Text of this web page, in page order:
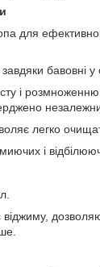
для
бавовні у
і розмноженню
легко
і
віджиму,